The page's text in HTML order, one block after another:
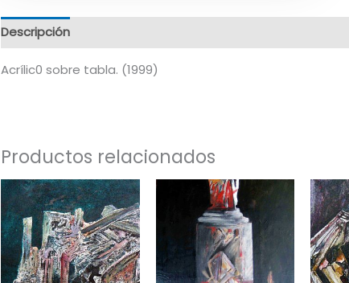
Descripción
Acrílic0 sobre tabla. (1999)
Productos relacionados